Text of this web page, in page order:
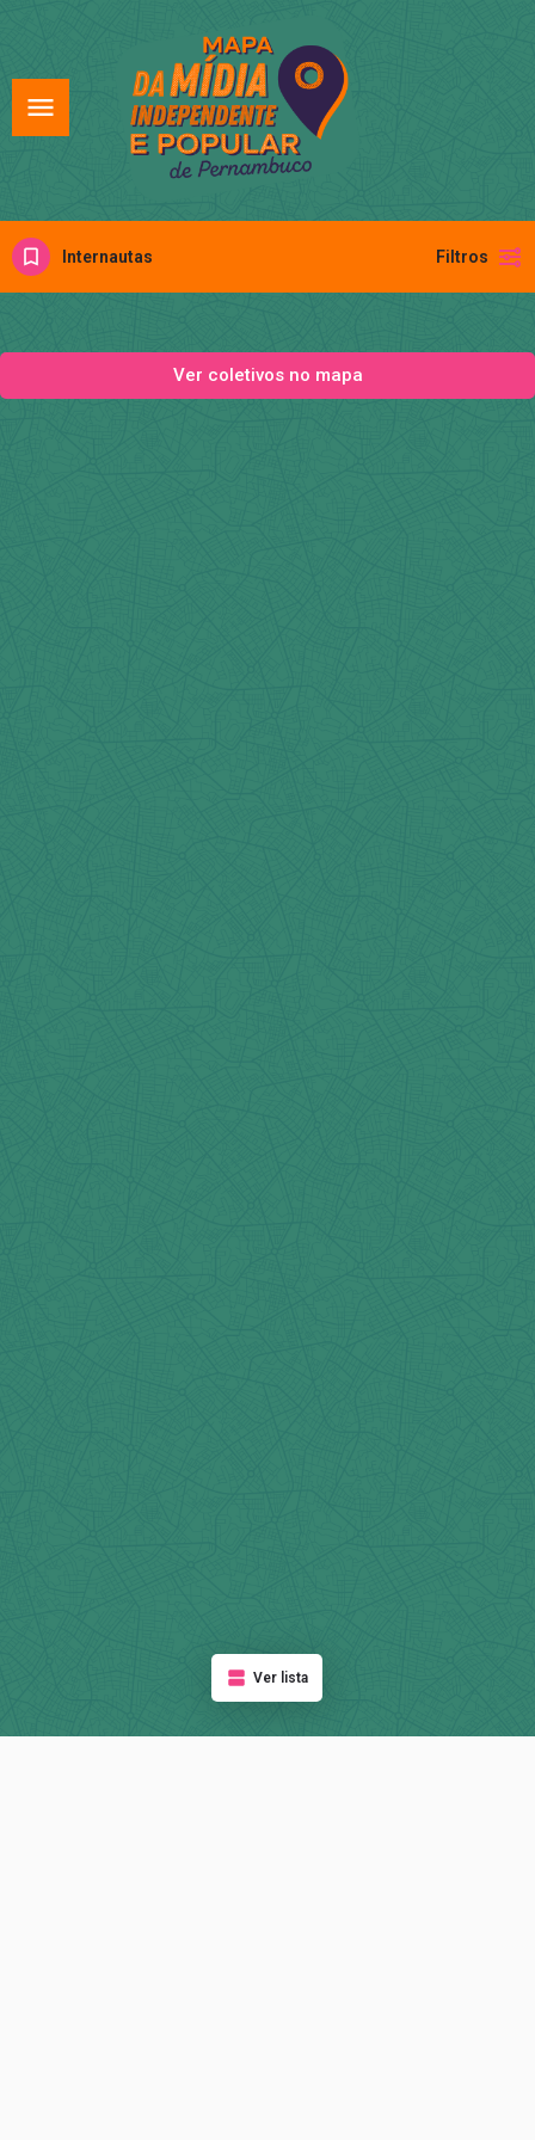
Internautas Filtros
Ver lista
Ver coletivos no mapa